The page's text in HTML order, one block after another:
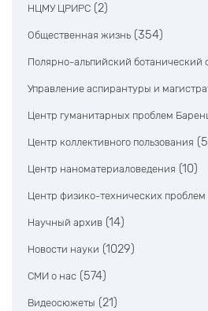
НЦМУ ЦРИРС (2)
Общественная жизнь (354)
Полярно-альпийский ботанический
Управление аспирантуры и
Центр гуманитарных проблем
Центр коллективного пользования
Центр наноматериаловедения (10)
Центр физико-технических проблем
Научный архив (14)
Новости науки (1029)
СМИ о нас (574)
Видеосюжеты (21)